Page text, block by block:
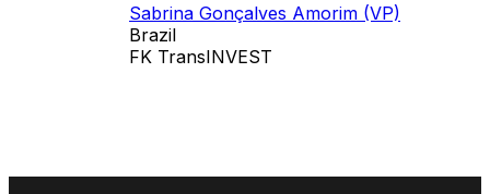
Sabrina Gonçalves Amorim (VP)
Brazil
FK TransINVEST